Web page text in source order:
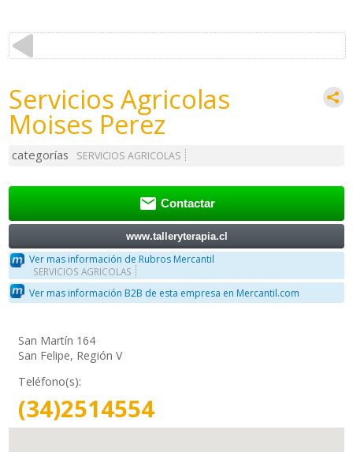
Servicios Agricolas
Moises Perez
categorías SERVICIOS AGRICOLAS
 Contactar
www.talleryterapia.cl
Ver mas información de Rubros Mercantil
SERVICIOS AGRICOLAS
Ver mas información B2B de esta empresa en Mercantil.com
San Martín 164
San Felipe, Región V
Teléfono(s):
(34)2514554